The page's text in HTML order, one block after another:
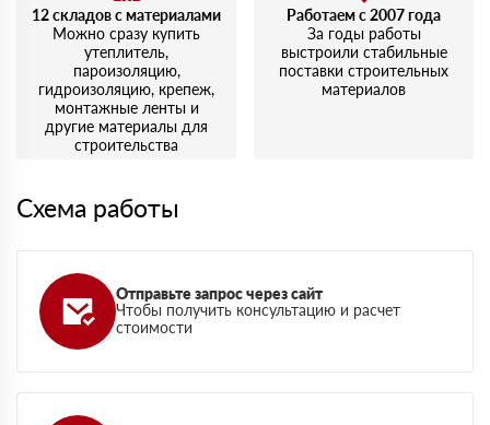
12 складов с материалами
Можно сразу купить
утеплитель,
пароизоляцию,
гидроизоляцию, крепеж,
монтажные ленты и
другие материалы для
строительства
Работаем с 2007 года
За годы работы
выстроили стабильные
поставки строительных
материалов
Схема работы
Отправьте запрос через сайт
Чтобы получить консультацию и расчет
стоимости